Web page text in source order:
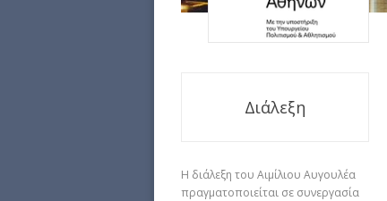
Διάλεξη
Η διάλεξη του Αιμίλιου Αυγουλέα
πραγματοποιείται σε συνεργασία